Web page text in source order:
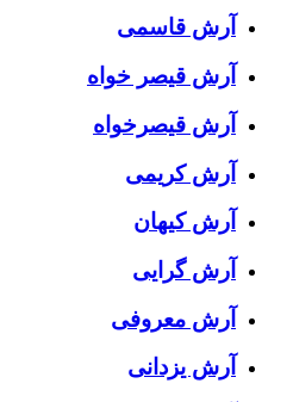
آرش قاسمی
آرش قیصر خواه
آرش قیصرخواه
آرش کریمی
آرش کیهان
آرش گرایی
آرش معروفی
آرش یزدانی